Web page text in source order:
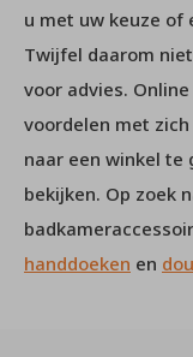
u met uw keuze of
Twijfel daarom
voor advies.
voordelen met
naar een winkel te
bekijken. Op zoek
handdoeken en